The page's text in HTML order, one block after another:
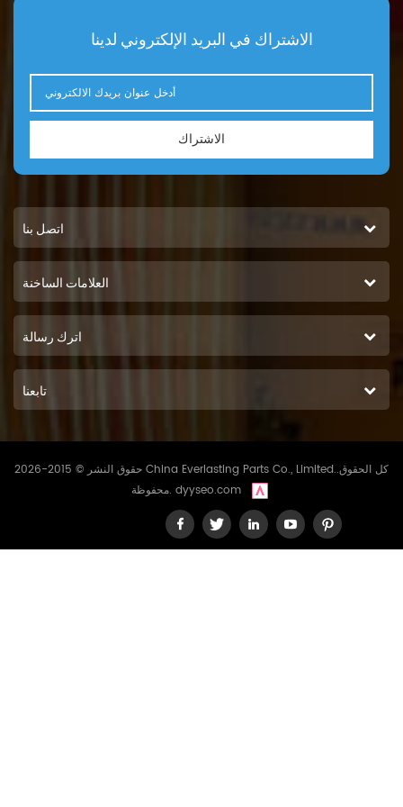
الاشتراك في البريد الإلكتروني لدينا
الاشتراك
اتصل بنا
العلامات الساخنة
اترك رسالة
تابعنا
حقوق النشر © 2015-2026 China Everlasting Parts Co., Limited..كل الحقوق
محفوظة. dyyseo.com